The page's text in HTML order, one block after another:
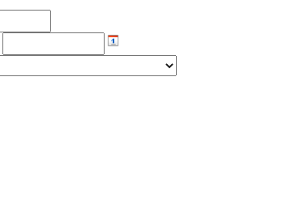
Муниципально - частное